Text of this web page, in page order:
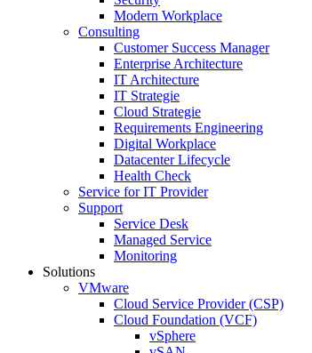
Modern Workplace
Consulting
Customer Success Manager
Enterprise Architecture
IT Architecture
IT Strategie
Cloud Strategie
Requirements Engineering
Digital Workplace
Datacenter Lifecycle
Health Check
Service for IT Provider
Support
Service Desk
Managed Service
Monitoring
Solutions
VMware
Cloud Service Provider (CSP)
Cloud Foundation (VCF)
vSphere